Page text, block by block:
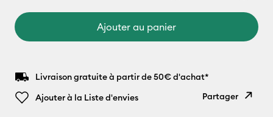
Ajouter au panier
Livraison gratuite à partir de 50€ d'achat*
Ajouter à la Liste d'envies
Partager